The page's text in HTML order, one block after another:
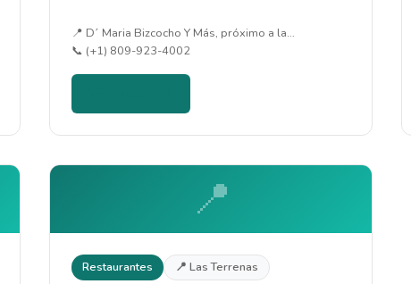
📍 D´ Maria Bizcocho Y Más, próximo a la…
📞 (+1) 809-923-4002
📍
Restaurantes 📍 Las Terrenas